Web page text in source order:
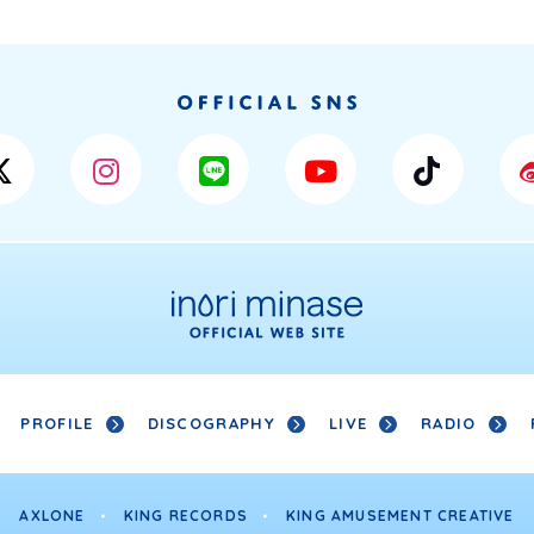
PROFILE DISCOGRAPHY LIVE RADIO
AXLONE KING RECORDS KING AMUSEMENT CREATIVE